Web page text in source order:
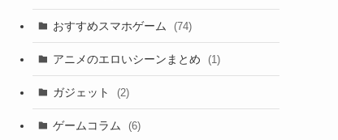
おすすめスマホゲーム (74)
アニメのエロいシーンまとめ (1)
ガジェット (2)
ゲームコラム (6)